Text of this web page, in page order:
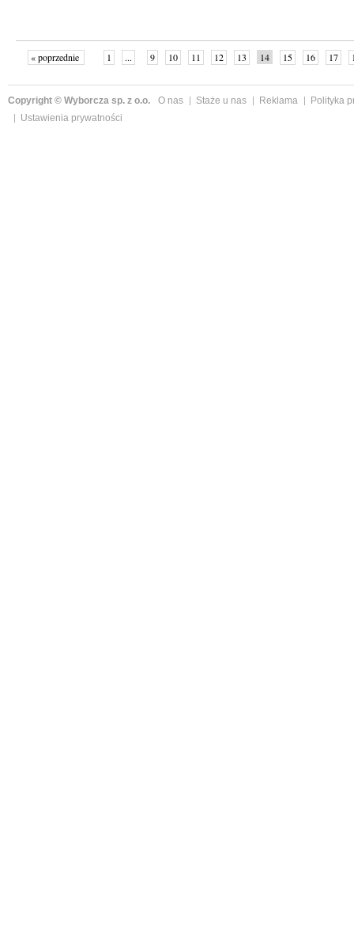
« poprzednie 1 ... 9 10 11 12 13 14 15 16 17
Copyright © Wyborcza sp. z o.o. O nas Staże u nas Reklama
Polityka
Ustawienia prywatności